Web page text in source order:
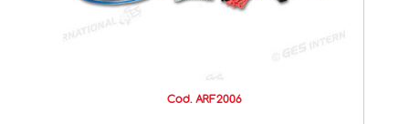
Cod. ARF2006